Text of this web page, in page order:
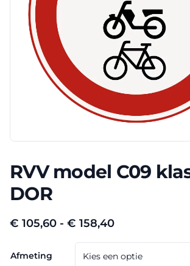
RVV model C09
DOR
€ 105,60 - € 158,40Prijsklasse:
€ 105,60
tot
Afmeting